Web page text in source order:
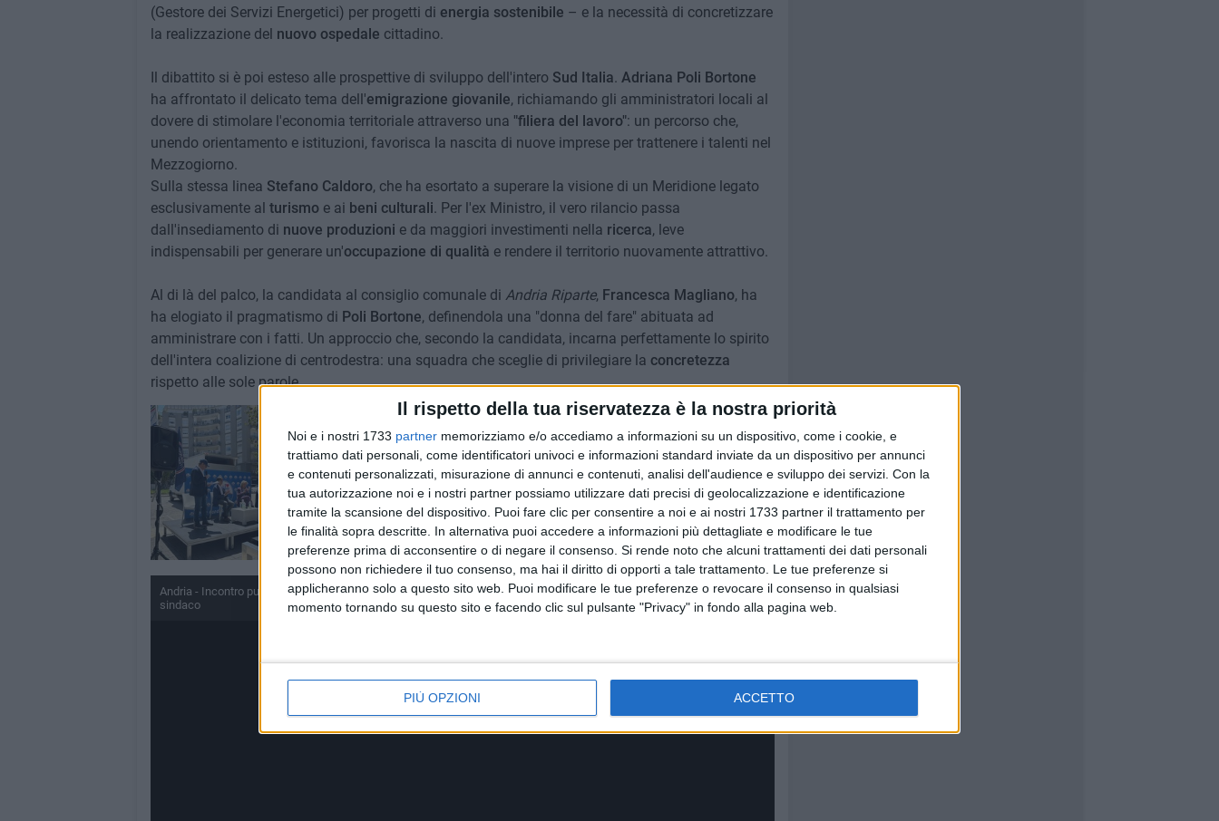
Il rispetto della tua riservatezza è la nostra priorità
Noi e i nostri 1733 partner memorizziamo e/o accediamo a informazioni su un dispositivo, come i cookie, e
trattiamo dati personali, come identificatori univoci e informazioni standard inviate da un dispositivo per annunci
e contenuti personalizzati, misurazione di annunci e contenuti, analisi dell'audience e sviluppo dei servizi. Con la
tua autorizzazione noi e i nostri partner possiamo utilizzare dati precisi di geolocalizzazione e identificazione
tramite la scansione del dispositivo. Puoi fare clic per consentire a noi e ai nostri 1733 partner il trattamento per
le finalità sopra descritte. In alternativa puoi accedere a informazioni più dettagliate e modificare le tue
preferenze prima di acconsentire o di negare il consenso. Si rende noto che alcuni trattamenti dei dati personali
possono non richiedere il tuo consenso, ma hai il diritto di opporti a tale trattamento. Le tue preferenze si
applicheranno solo a questo sito web. Puoi modificare le tue preferenze o revocare il consenso in qualsiasi
momento tornando su questo sito e facendo clic sul pulsante "Privacy" in fondo alla pagina web.
PIÙ OPZIONI ACCETTO
(Gestore dei Servizi Energetici) per progetti di energia sostenibile – e la necessità di concretizzare
la realizzazione del nuovo ospedale cittadino.
Il dibattito si è poi esteso alle prospettive di sviluppo dell'intero Sud Italia. Adriana Poli Bortone
ha affrontato il delicato tema dell'emigrazione giovanile, richiamando gli amministratori locali al
dovere di stimolare l'economia territoriale attraverso una "filiera del lavoro": un percorso che,
unendo orientamento e istituzioni, favorisca la nascita di nuove imprese per trattenere i talenti nel
Mezzogiorno.
Sulla stessa linea Stefano Caldoro, che ha esortato a superare la visione di un Meridione legato
esclusivamente al turismoe ai beni culturali. Per l'ex Ministro, il vero rilancio passa
dall'insediamento di nuove produzioni e da maggiori investimenti nella ricerca, leve
indispensabili per generare un'occupazione di qualità e rendere il territorio nuovamente attrattivo.
Al di là del palco, la candidata al consiglio comunale di Andria Riparte, Francesca Magliano, ha
ha elogiato il pragmatismo di Poli Bortone, definendola una "donna del fare" abituata ad
amministrare con i fatti. Un approccio che, secondo la candidata, incarna perfettamente lo spirito
dell'intera coalizione di centrodestra: una squadra che sceglie di privilegiare la concretezza
rispetto alle sole parole.
SOCIAL VIDEO
2 MINUTI
Andria - Incontro pubblico promosso dalla lista Andria Riparte a supporto di Napolitano
sindaco